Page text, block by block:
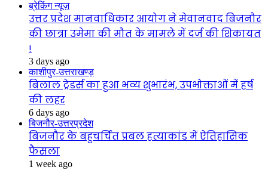
ब्रेकिंग न्यूज़
उत्तर प्रदेश मानवाधिकार आयोग ने मेवानवाद बिजनौर
की छात्रा उमेमा की मौत के मामले में दर्ज की शिकायत
!
3 days ago
काशीपुर-उत्तराखण्ड़
बिलाल ट्रेडर्स का हुआ भव्य शुभारंभ, उपभोक्ताओं में हर्ष
की लहर
6 days ago
बिजनौर-उत्तरप्रदेश
बिजनौर के बहुचर्चित प्रबल हत्याकांड में ऐतिहासिक
फैसला
1 week ago